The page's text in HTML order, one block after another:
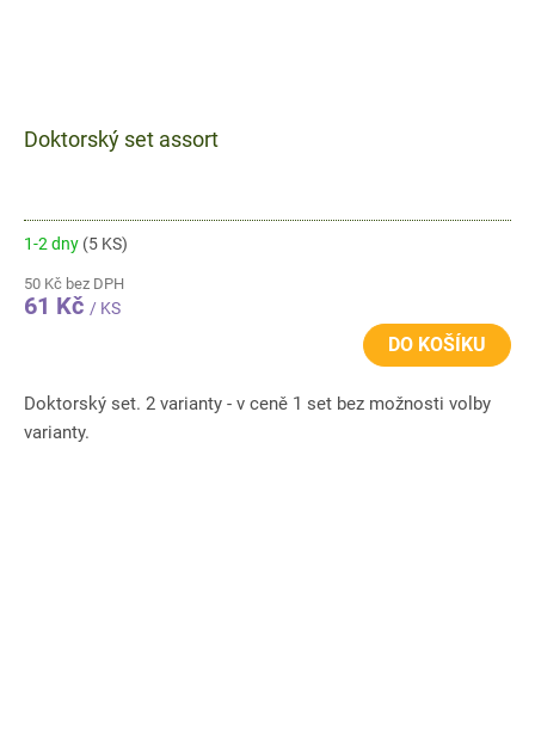
Doktorský set assort
1-2 dny (5 KS)
50 Kč bez DPH
61 Kč / KS
DO KOŠÍKU
Doktorský set. 2 varianty - v ceně 1 set bez možnosti volby
varianty.